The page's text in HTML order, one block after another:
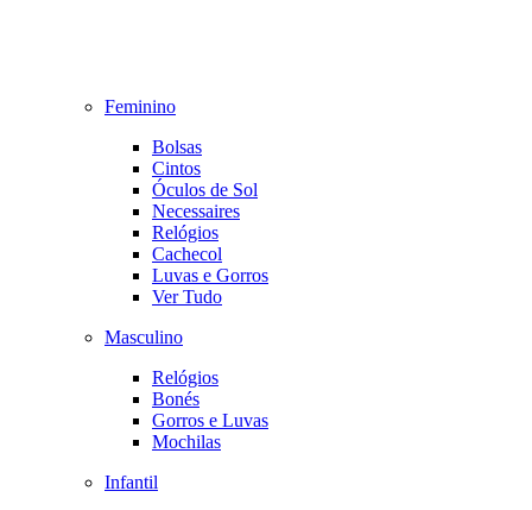
Feminino
Bolsas
Cintos
Óculos de Sol
Necessaires
Relógios
Cachecol
Luvas e Gorros
Ver Tudo
Masculino
Relógios
Bonés
Gorros e Luvas
Mochilas
Infantil